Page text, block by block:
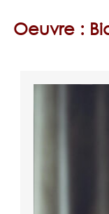
Oeuvre :